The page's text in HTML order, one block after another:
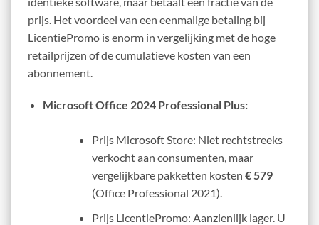
prijs. Het voordeel van een eenmalige betaling bij
LicentiePromo is enorm in vergelijking met de hoge
retailprijzen of de cumulatieve kosten van een
abonnement.
Microsoft Office 2024 Professional Plus:
Prijs Microsoft Store: Niet rechtstreeks
verkocht aan consumenten, maar
vergelijkbare pakketten kosten € 579
(Office Professional 2021).
Prijs LicentiePromo: Aanzienlijk lager. U